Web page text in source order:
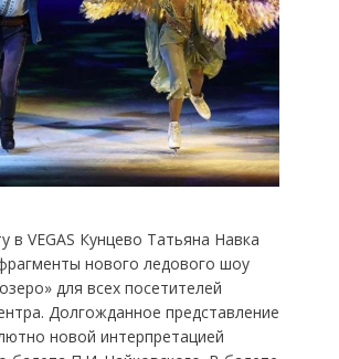
в VEGAS Кунцево Татьяна Навка
нового ледового шоу
для всех посетителей
Долгожданное представление
новой интерпретацией